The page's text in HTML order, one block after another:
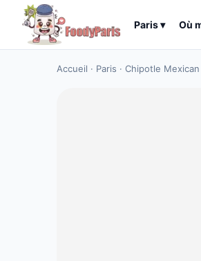
Paris▾ Où
Accueil · Paris · Chipotle Mexican